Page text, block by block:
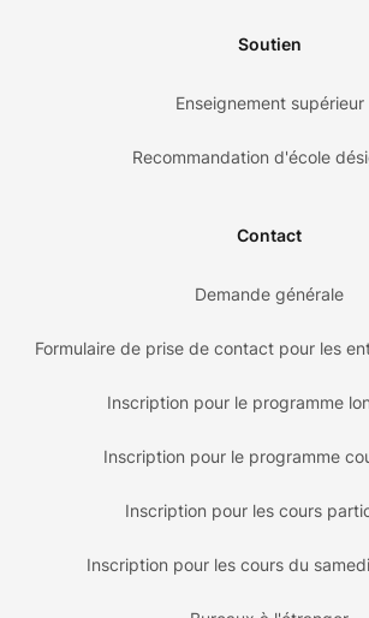
Soutien
Enseignement supérieur
Recommandation d'école
Contact
Demande générale
Formulaire de prise de contact pour les
Inscription pour le programme
Inscription pour le programme
Inscription pour les cours
Inscription pour les cours du